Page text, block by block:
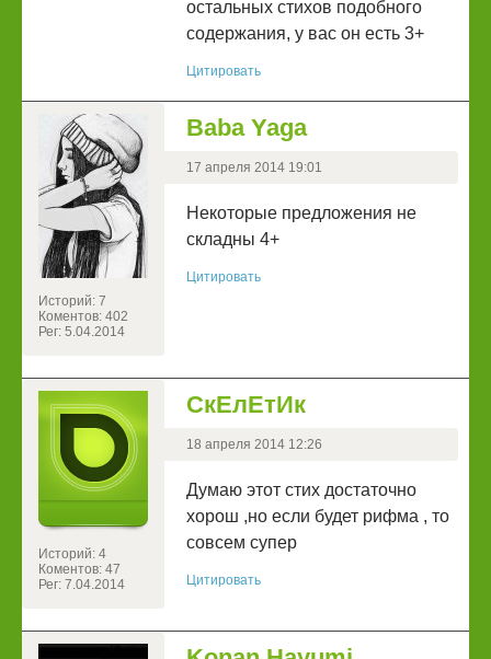
остальных стихов подобного
содержания, у вас он есть 3+
Цитировать
Историй: 7
Коментов: 402
Рег: 5.04.2014
Baba Yaga
17 апреля 2014 19:01
Некоторые предложения не
складны 4+
Цитировать
Историй: 4
Коментов: 47
Рег: 7.04.2014
СкЕлЕтИк
18 апреля 2014 12:26
Думаю этот стих достаточно
хорош ,но если будет рифма , то
совсем супер
Цитировать